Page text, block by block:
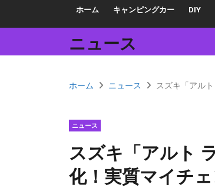
ホーム キャンピングカー DIY
ニュース
ホーム ニュース スズキ「アル
ニュース
スズキ「アルト
化！実質マイチ